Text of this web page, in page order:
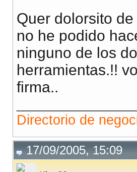
Quer dolorsito
no he podido
ninguno de los
herramientas.!!
firma..
Directorio de
17/09/2005, 15:09